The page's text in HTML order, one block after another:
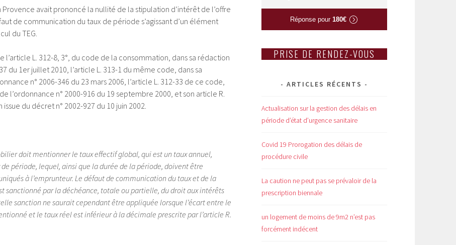
Provence avait prononcé la nullité de la stipulation d’intérêt de l’offre
de communication du taux de période s’agissant d’un élément
du TEG.
l’article L. 312-8, 3°, du code de la consommation, dans sa rédaction
du 1er juillet 2010, l’article L. 313-1 du même code, dans sa
n° 2006-346 du 23 mars 2006, l’article L. 312-33 de ce code,
l’ordonnance n° 2000-916 du 19 septembre 2000, et son article R.
du décret n° 2002-927 du 10 juin 2002.
doit mentionner le taux effectif global, qui est un taux annuel,
période, lequel, ainsi que la durée de la période, doivent être
à l’emprunteur. Le défaut de communication du taux et de la
sanctionné par la déchéance, totale ou partielle, du droit aux intérêts
sanction ne saurait cependant être appliquée lorsque l’écart entre le
et le taux réel est inférieur à la décimale prescrite par l’article R.
Réponse pour 180€
PRISE DE RENDEZ-VOUS
ARTICLES RÉCENTS
Actualisation sur la gestion des délais en
période d’état d’urgence sanitaire
Covid 19 Prorogation des délais de
procédure civile
La caution ne peut pas se prévaloir de la
prescription biennale
un logement de moins de 9m2 n’est pas
forcément indécent